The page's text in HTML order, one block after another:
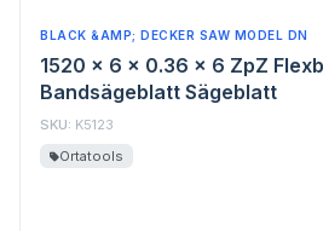
BLACK &AMP; DECKER SAW MODEL DN
1520 x 6 x 0.36 x 6 ZpZ
Bandsägeblatt Sägeblatt
SKU: K5123
Ortatools